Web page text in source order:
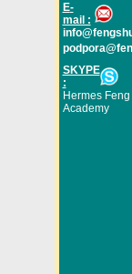
E-
mail :
SKYPE
:
Hermes
Academy